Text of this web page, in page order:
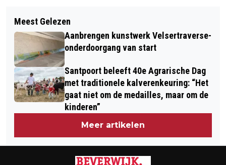
RUIMERE OPENINGSTIJDEN PIETER
VERMEULEN MUSEUM TIJDENS
KERSTVAKANTIE
MELDINGEN OVERLIJDEN GEMEENTE
BEVERWIJK
Meest Gelezen
Aanbrengen kunstwerk Velsertraverse-
onderdoorgang van start
Santpoort beleeft 40e Agrarische Dag
met traditionele kalverenkeuring: “Het
gaat niet om de medailles, maar om de
kinderen”
Meer artikelen